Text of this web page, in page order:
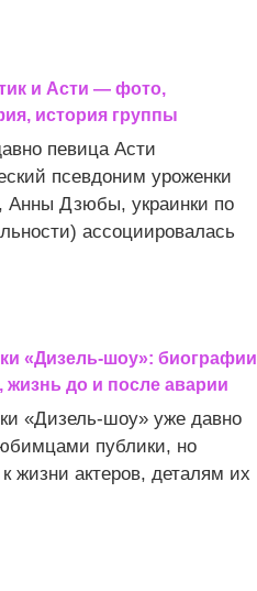
и Асти — фото,
история группы
певица Асти
псевдоним уроженки
Анны Дзюбы, украинки по
ассоциировалась
«Дизель-шоу»: биографии
жизнь до и после аварии
«Дизель-шоу» уже давно
публики, но
жизни актеров, деталям их